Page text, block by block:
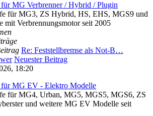
MG Verbrenner / Hybrid / Plugin
für MG3, ZS Hybrid, HS, EHS, MGS9 und
mit Verbrennungsmotor seit 2005
Re: Feststellbremse als Not-B…
Neuester Beitrag
18:20
MG EV - Elektro Modelle
für MG4, Urban, MG5, MGS5, MGS6, ZS
und weitere MG EV Modelle seit